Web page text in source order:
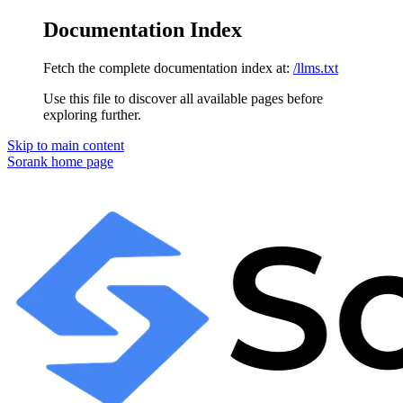
Documentation Index
Fetch the complete documentation index at: /llms.txt
Use this file to discover all available pages before
exploring further.
Skip to main content
Sorank home page